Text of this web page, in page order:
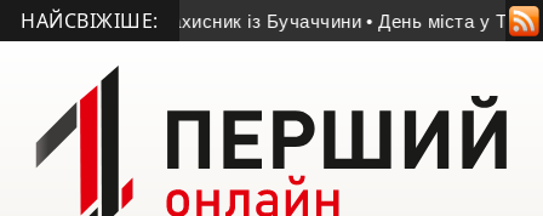
НАЙСВІЖІШЕ:
55-річний захисник із Бучаччини • День міста у